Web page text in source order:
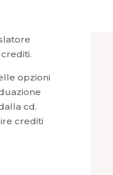
opzioni
cd.
crediti